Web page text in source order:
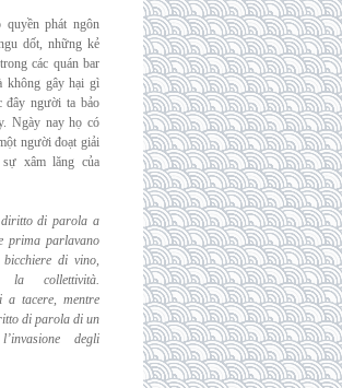
quyền phát ngôn
dốt, những kẻ
các quán bar
không gây hại gì
đây người ta bảo
Ngày nay họ có
người đoạt giải
xâm lăng của
diritto di parola a
prima parlavano
di vino,
la collettività.
a tacere, mentre
di parola di un
degli